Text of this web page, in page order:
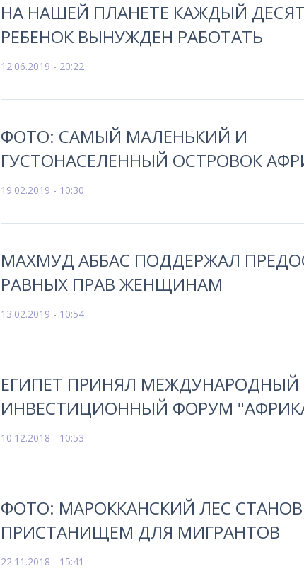
НА НАШЕЙ ПЛАНЕТЕ КАЖДЫЙ
РЕБЕНОК ВЫНУЖДЕН РАБОТАТЬ
12.06.2019 - 20:22
ФОТО: САМЫЙ МАЛЕНЬКИЙ И
ГУСТОНАСЕЛЕННЫЙ ОСТРОВОК
19.02.2019 - 10:30
МАХМУД АББАС ПОДДЕРЖАЛ
РАВНЫХ ПРАВ ЖЕНЩИНАМ
13.02.2019 - 10:54
ЕГИПЕТ ПРИНЯЛ МЕЖДУНАРОДНЫЙ
ИНВЕСТИЦИОННЫЙ ФОРУМ
10.12.2018 - 10:53
ФОТО: МАРОККАНСКИЙ ЛЕС
ПРИСТАНИЩЕМ ДЛЯ МИГРАНТОВ
22.11.2018 - 15:41